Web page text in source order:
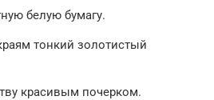
белую бумагу.
тонкий золотистый
красивым почерком.